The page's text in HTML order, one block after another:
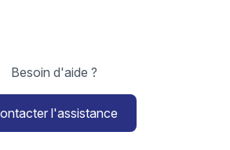
Besoin d'aide ?
l'assistance